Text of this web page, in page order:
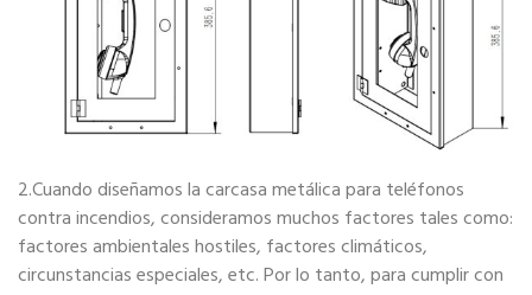
2.Cuando diseñamos la carcasa metálica para teléfonos
contra incendios, consideramos muchos factores tales como:
factores ambientales hostiles, factores climáticos,
circunstancias especiales, etc. Por lo tanto, para cumplir con